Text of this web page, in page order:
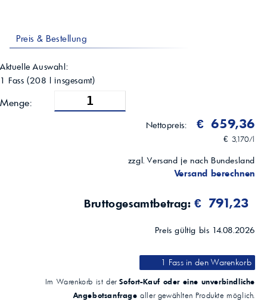
Preis & Bestellung
Aktuelle Auswahl:
1 Fass (208 l insgesamt)
Menge:
Nettopreis: € 659,36
€ 3,170/l
zzgl. Versand je nach Bundesland
Versand berechnen
Bruttogesamtbetrag:€ 791,23
Preis gültig bis 14.08.2026
1 Fassin den Warenkorb
Im Warenkorb ist derSofort-Kauf oder eine unverbindliche
Angebotsanfrage aller gewählten Produkte möglich.